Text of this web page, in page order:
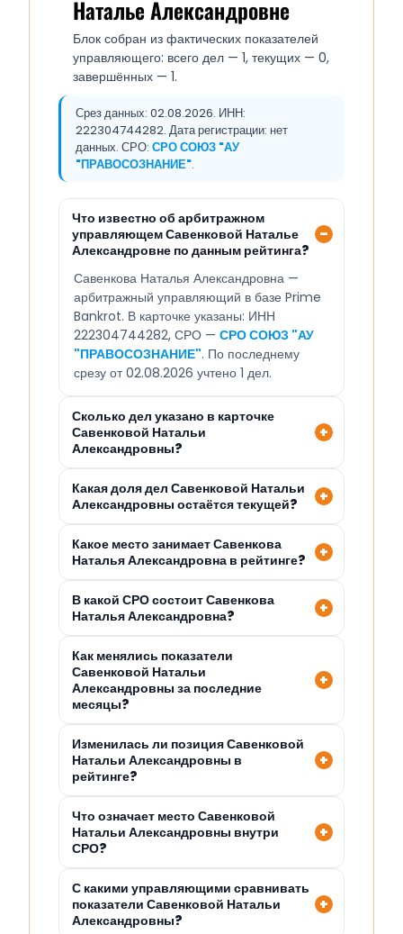
Наталье Александровне
Блок собран из фактических показателей
управляющего: всего дел — 1, текущих — 0,
завершённых — 1.
Срез данных: 02.08.2026. ИНН:
222304744282. Дата регистрации: нет
данных. СРО: СРО СОЮЗ "АУ
"ПРАВОСОЗНАНИЕ".
Что известно об арбитражном
управляющем Савенковой Наталье
Александровне по данным рейтинга?
Савенкова Наталья Александровна —
арбитражный управляющий в базе Prime
Bankrot. В карточке указаны: ИНН
222304744282, СРО — СРО СОЮЗ "АУ
"ПРАВОСОЗНАНИЕ". По последнему
срезу от 02.08.2026 учтено 1 дел.
Сколько дел указано в карточке
Савенковой Натальи
Александровны?
Какая доля дел Савенковой Натальи
Александровны остаётся текущей?
Какое место занимает Савенкова
Наталья Александровна в рейтинге?
В какой СРО состоит Савенкова
Наталья Александровна?
Как менялись показатели
Савенковой Натальи
Александровны за последние
месяцы?
Изменилась ли позиция Савенковой
Натальи Александровны в
рейтинге?
Что означает место Савенковой
Натальи Александровны внутри
СРО?
С какими управляющими сравнивать
показатели Савенковой Натальи
Александровны?